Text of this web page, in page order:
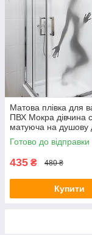
Матова плівка для
ПВХ Мокра дівчина
матуюча на душову
1000х1500 мм
Готово до відправки
435 ₴ 480 ₴
Купити